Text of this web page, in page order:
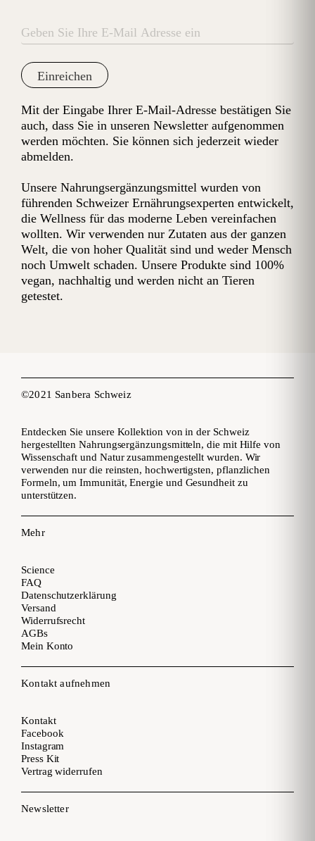
Einreichen
Mit der Eingabe Ihrer E-Mail-Adresse bestätigen Sie
auch, dass Sie in unseren Newsletter aufgenommen
werden möchten. Sie können sich jederzeit wieder
abmelden.
Unsere Nahrungsergänzungsmittel wurden von
führenden Schweizer Ernährungsexperten entwickelt,
die Wellness für das moderne Leben vereinfachen
wollten. Wir verwenden nur Zutaten aus der ganzen
Welt, die von hoher Qualität sind und weder Mensch
noch Umwelt schaden. Unsere Produkte sind 100%
vegan, nachhaltig und werden nicht an Tieren
getestet.
©2021 Sanbera Schweiz
Entdecken Sie unsere Kollektion von in der Schweiz
hergestellten Nahrungsergänzungsmitteln, die mit Hilfe von
Wissenschaft und Natur zusammengestellt wurden. Wir
verwenden nur die reinsten, hochwertigsten, pflanzlichen
Formeln, um Immunität, Energie und Gesundheit zu
unterstützen.
Mehr
Science
FAQ
Datenschutzerklärung
Versand
Widerrufsrecht
AGBs
Mein Konto
Kontakt aufnehmen
Kontakt
Facebook
Instagram
Press Kit
Vertrag widerrufen
Newsletter